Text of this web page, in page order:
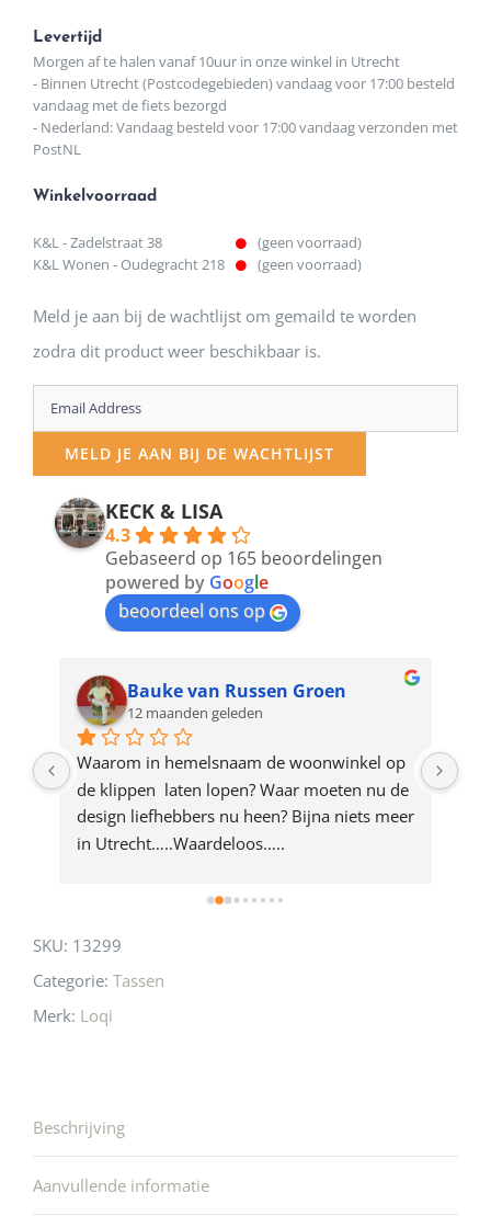
Levertijd
Morgen af te halen vanaf 10uur in onze winkel in Utrecht
- Binnen Utrecht (Postcodegebieden) vandaag voor 17:00 besteld
vandaag met de fiets bezorgd
- Nederland: Vandaag besteld voor 17:00 vandaag verzonden met
PostNL
Winkelvoorraad
K&L - Zadelstraat 38
(geen voorraad)
K&L Wonen - Oudegracht 218
(geen voorraad)
Meld je aan bij de wachtlijst om gemaild te worden
zodra dit product weer beschikbaar is.
Enter
your
email
address
product
MELD JE AAN BIJ DE WACHTLIJST
KECK & LISA
4.3
Gebaseerd op 165 beoordelingen
powered by Google
beoordeel ons op
Bauke van Russen Groen
12 maanden geleden
Waarom in hemelsnaam de woonwinkel op
de klippen  laten lopen? Waar moeten nu de
design liefhebbers nu heen? Bijna niets meer
in Utrecht…..Waardeloos…..
SKU: 13299
Categorie: Tassen
Merk: Loqi
Beschrijving
Aanvullende informatie